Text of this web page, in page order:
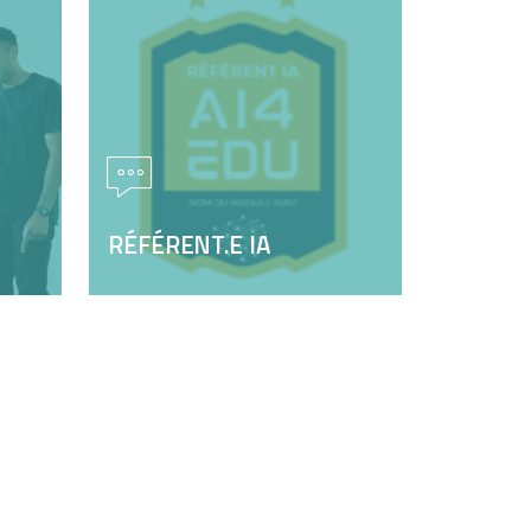
PROGRAMMATION
Initiez-vous aux technologies de
demain avec la robotique et la
programmation.
DÉCOUVRIR
RÉFÉRENT.E IA